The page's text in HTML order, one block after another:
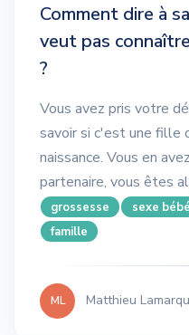
Comment dire à
veut pas
?
Vous avez pris votre
savoir si c'est une fille
naissance. Vous en
partenaire, vous êtes
grossesse sexe bébé
famille
ML Matthieu